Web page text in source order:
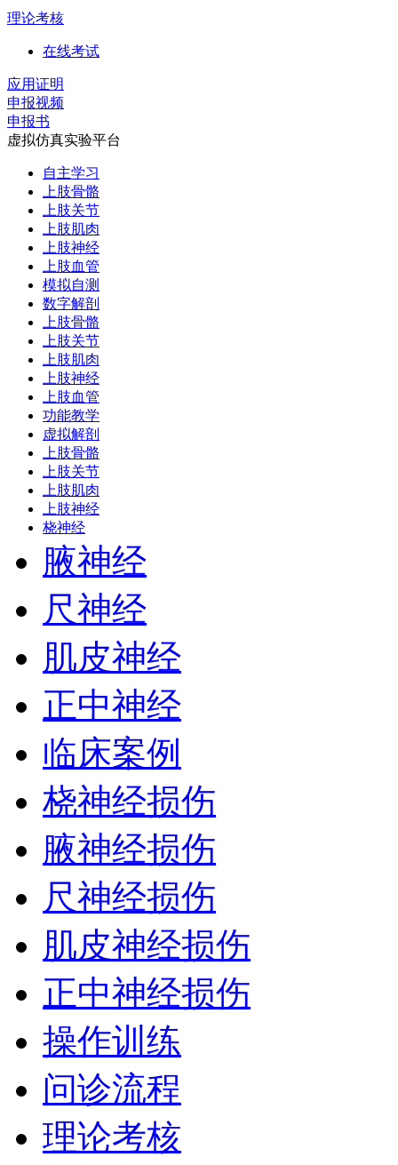
理论考核
在线考试
应用证明
申报视频
申报书
虚拟仿真实验平台
自主学习
上肢骨骼
上肢关节
上肢肌肉
上肢神经
上肢血管
模拟自测
数字解剖
上肢骨骼
上肢关节
上肢肌肉
上肢神经
上肢血管
功能教学
虚拟解剖
上肢骨骼
上肢关节
上肢肌肉
上肢神经
桡神经
腋神经
尺神经
肌皮神经
正中神经
临床案例
桡神经损伤
腋神经损伤
尺神经损伤
肌皮神经损伤
正中神经损伤
操作训练
问诊流程
理论考核